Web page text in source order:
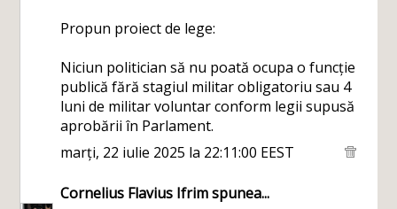
Propun proiect de lege:
Niciun politician să nu poată ocupa o funcție
publică fără stagiul militar obligatoriu sau 4
luni de militar voluntar conform legii supusă
aprobării în Parlament.
marți, 22 iulie 2025 la 22:11:00 EEST
Cornelius Flavius Ifrimspunea...